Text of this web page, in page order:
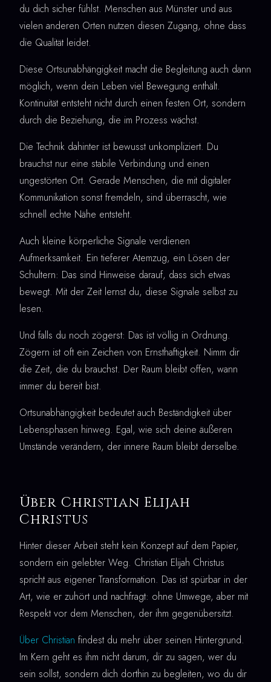
du dich sicher fühlst. Menschen aus Münster und aus
vielen anderen Orten nutzen diesen Zugang, ohne dass
die Qualität leidet.
Diese Ortsunabhängigkeit macht die Begleitung auch dann
möglich, wenn dein Leben viel Bewegung enthält.
Kontinuität entsteht nicht durch einen festen Ort, sondern
durch die Beziehung, die im Prozess wächst.
Die Technik dahinter ist bewusst unkompliziert. Du
brauchst nur eine stabile Verbindung und einen
ungestörten Ort. Gerade Menschen, die mit digitaler
Kommunikation sonst fremdeln, sind überrascht, wie
schnell echte Nähe entsteht.
Auch kleine körperliche Signale verdienen
Aufmerksamkeit. Ein tieferer Atemzug, ein Lösen der
Schultern: Das sind Hinweise darauf, dass sich etwas
bewegt. Mit der Zeit lernst du, diese Signale selbst zu
lesen.
Und falls du noch zögerst: Das ist völlig in Ordnung.
Zögern ist oft ein Zeichen von Ernsthaftigkeit. Nimm dir
die Zeit, die du brauchst. Der Raum bleibt offen, wann
immer du bereit bist.
Ortsunabhängigkeit bedeutet auch Beständigkeit über
Lebensphasen hinweg. Egal, wie sich deine äußeren
Umstände verändern, der innere Raum bleibt derselbe.
Über Christian Elijah
Christus
Hinter dieser Arbeit steht kein Konzept auf dem Papier,
sondern ein gelebter Weg. Christian Elijah Christus
spricht aus eigener Transformation. Das ist spürbar in der
Art, wie er zuhört und nachfragt: ohne Umwege, aber mit
Respekt vor dem Menschen, der ihm gegenübersitzt.
Über Christian findest du mehr über seinen Hintergrund.
Im Kern geht es ihm nicht darum, dir zu sagen, wer du
sein sollst, sondern dich dorthin zu begleiten, wo du dir